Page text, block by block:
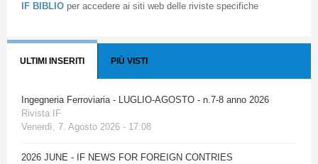
IF BIBLIO per accedere ai siti web delle riviste specifiche
ULTIMI INSERITI PIÙ VISTI
Ingegneria Ferroviaria - LUGLIO-AGOSTO - n.7-8 anno 2026
Rivista IF
Venerdì, 7. Agosto 2026 - 17:08
2026 JUNE - IF NEWS FOR FOREIGN CONTRIES